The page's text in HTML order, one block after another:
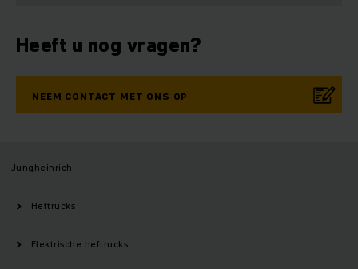
Heeft u nog vragen?
NEEM CONTACT MET ONS OP
Jungheinrich
Heftrucks
Elektrische heftrucks